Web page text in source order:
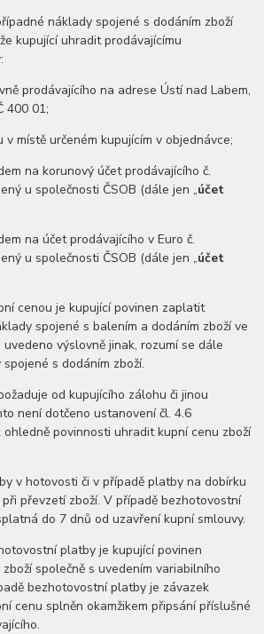
náklady spojené s dodáním zboží
kupující uhradit prodávajícímu
prodávajícího na adrese Ústí nad Labem,
400 01;
místě určeném kupujícím v objednávce;
na korunový účet prodávajícího č.
u společnosti ČSOB (dále jen „účet
na účet prodávajícího v Euro č.
u společnosti ČSOB (dále jen „účet
cenou je kupující povinen zaplatit
spojené s balením a dodáním zboží ve
výslovně jinak, rozumí se dále
s dodáním zboží.
od kupujícího zálohu či jinou
není dotčeno ustanovení čl. 4.6
povinnosti uhradit kupní cenu zboží
hotovosti či v případě platby na dobírku
převzetí zboží. V případě bezhotovostní
do 7 dnů od uzavření kupní smlouvy.
platby je kupující povinen
společně s uvedením variabilního
bezhotovostní platby je závazek
cenu splněn okamžikem připsání příslušné